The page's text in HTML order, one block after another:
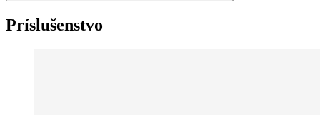
Príslušenstvo